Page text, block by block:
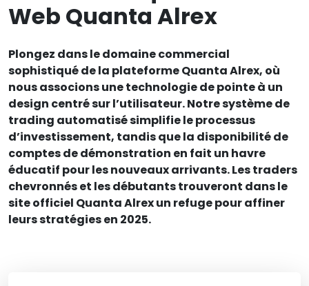
Web Quanta Alrex
Plongez dans le domaine commercial
sophistiqué de la plateforme Quanta Alrex, où
nous associons une technologie de pointe à un
design centré sur l’utilisateur. Notre système de
trading automatisé simplifie le processus
d’investissement, tandis que la disponibilité de
comptes de démonstration en fait un havre
éducatif pour les nouveaux arrivants. Les traders
chevronnés et les débutants trouveront dans le
site officiel Quanta Alrex un refuge pour affiner
leurs stratégies en 2025.